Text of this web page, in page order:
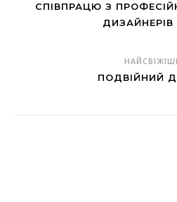
СПІВПРАЦЮ З
ДИЗАЙНЕРІВ
ПОДВІЙНИЙ